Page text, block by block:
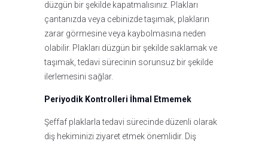
düzgün bir şekilde kapatmalısınız. Plakları
çantanızda veya cebinizde taşımak, plakların
zarar görmesine veya kaybolmasına neden
olabilir. Plakları düzgün bir şekilde saklamak ve
taşımak, tedavi sürecinin sorunsuz bir şekilde
ilerlemesini sağlar.
Periyodik Kontrolleri İhmal Etmemek
Şeffaf plaklarla tedavi sürecinde düzenli olarak
diş hekiminizi ziyaret etmek önemlidir. Diş